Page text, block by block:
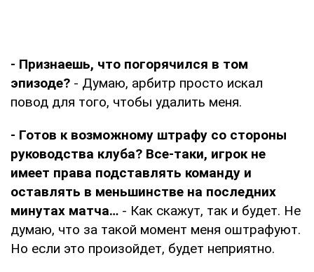
- Признаешь, что погорячился в том
эпизоде? - Думаю, арбитр просто искал
повод для того, чтобы удалить меня.
- Готов к возможному штрафу со стороны
руководства клуба? Все-таки, игрок не
имеет права подставлять команду и
оставлять в меньшинстве на последних
минутах матча… - Как скажут, так и будет. Не
думаю, что за такой момент меня оштрафуют.
Но если это произойдет, будет неприятно.